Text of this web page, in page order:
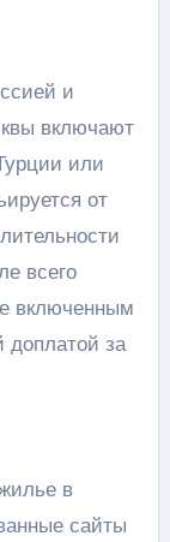
и
включают
или
от
всего
включенным
за
в
сайты